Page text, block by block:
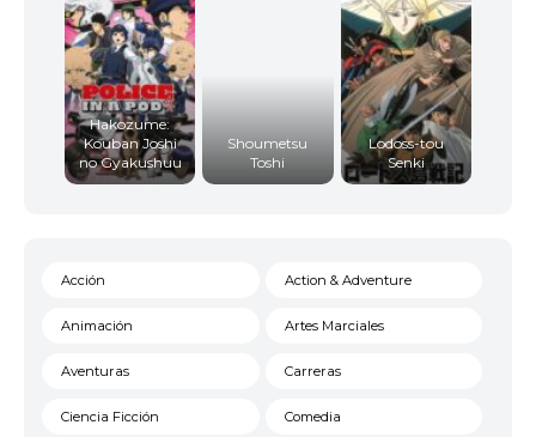
Hakozume:
Kouban Joshi
no Gyakushuu
Shoumetsu
Toshi
Lodoss-tou
Senki
Acción Action & Adventure
Animación Artes Marciales
Aventuras Carreras
Ciencia Ficción Comedia